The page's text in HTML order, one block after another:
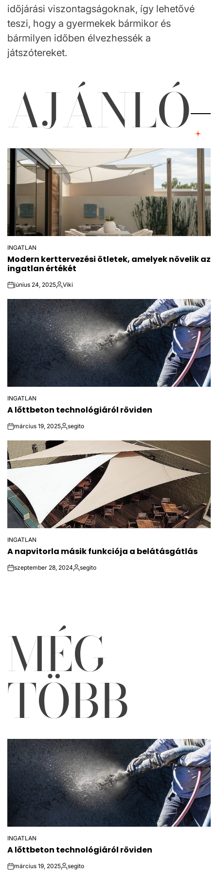
időjárási viszontagságoknak, így lehetővé
teszi, hogy a gyermekek bármikor és
bármilyen időben élvezhessék a
játszótereket.
AJÁNLÓ
POSTED
IN
INGATLAN
Modern kerttervezési ötletek, amelyek növelik az
ingatlan értékét
onjúnius 24, 2025Közzétette
Viki
POSTED
IN
INGATLAN
A lőttbeton technológiáról röviden
onmárcius 19, 2025Közzétette
segito
POSTED
IN
INGATLAN
A napvitorla másik funkciója a belátásgátlás
onszeptember 28, 2024Közzétette
segito
MÉG
TÖBB
POSTED
IN
INGATLAN
A lőttbeton technológiáról röviden
onmárcius 19, 2025Posted
segito